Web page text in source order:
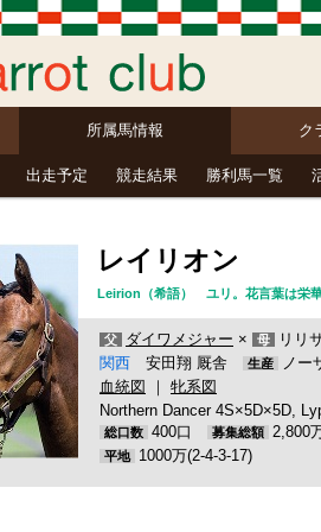
所属馬情報 ク
出走予定 競走結果 勝利馬一覧
レイリオン
Leirion（希語） ユリ。花言葉は栄
父 ダイワメジャー × 母
リリ
関西 安田翔 厩舎 生産
ノー
血統図
｜ 牝系図
Northern Dancer 4S×5D×5D,
総口数 400口 募集総額
平地 1000万(2-4-3-17)